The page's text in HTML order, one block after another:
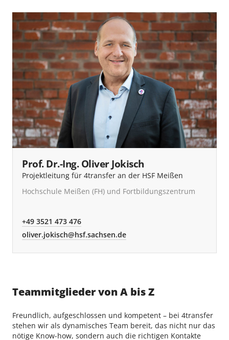
Prof. Dr.-Ing. Oliver Jokisch
Projektleitung für 4transfer an der HSF Meißen
Hochschule Meißen (FH) und Fortbildungszentrum
+49 3521 473 476
oliver.jokisch@hsf.sachsen.de
Teammitglieder von A bis Z
Freundlich, aufgeschlossen und kompetent – bei 4transfer
stehen wir als dynamisches Team bereit, das nicht nur das
nötige Know-how, sondern auch die richtigen Kontakte